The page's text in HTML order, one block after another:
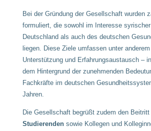
Bei der Gründung der Gesellschaft wurden
formuliert, die sowohl im Interesse
Deutschland als auch des deutschen
liegen. Diese Ziele umfassen unter
Unterstützung und Erfahrungsaustausch –
dem Hintergrund der zunehmenden
Fachkräfte im deutschen
Jahren.
Die Gesellschaft begrüßt zudem den Beitritt
Studierenden sowie Kollegen und